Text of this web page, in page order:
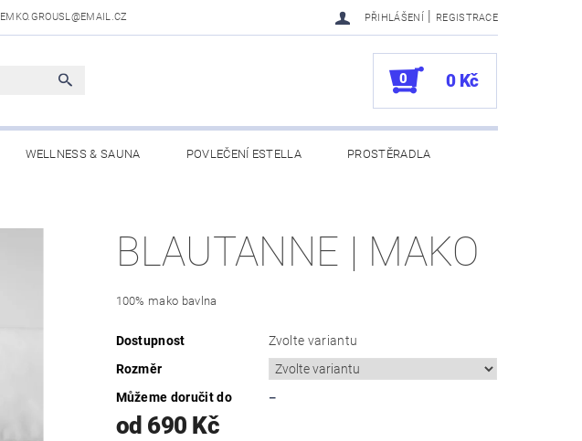
EMKO.GROUSL@EMAIL.CZ PŘIHLÁŠENÍ | REGISTRACE
0 0 Kč
WELLNESS & SAUNA POVLEČENÍ ESTELLA PROSTĚRADLA
BLAUTANNE | MAKO
100% mako bavlna
Dostupnost
Zvolte variantu
Rozměr
Můžeme doručit do
–
od 690 Kč